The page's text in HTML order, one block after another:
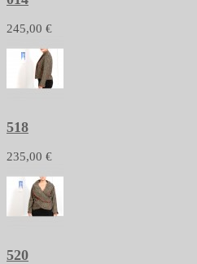
245,00 €
518
235,00 €
520